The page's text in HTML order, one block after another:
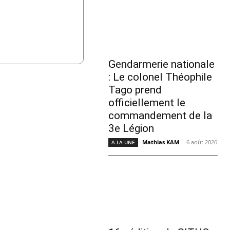
Gendarmerie nationale
: Le colonel Théophile
Tago prend
officiellement le
commandement de la
3e Légion
A LA UNE Mathias KAM - 6 août 2026